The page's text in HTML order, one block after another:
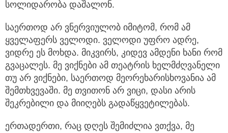
სოლიდარობა დაშალონ.
საერთოდ არ ვნერვიულობ იმიტომ, რომ ამ
ყველაფერს ველოდი. ველოდი უფრო ადრე,
ვიდრე ეს მოხდა. მიკვირს, კიდევ ამდენი ხანი რომ
გვაცალეს. მე ვიქნები ამ თეატრის ხელმძღვანელი
თუ არ ვიქნები, საერთოდ მეორეხარისხოვანია ამ
შემთხვევაში. მე თვითონ არ ვიცი, დასი არის
შეკრებილი და მიიღებს გადაწყვეტილებას.
ერთადერთი, რაც დღეს შემიძლია ვთქვა, მე